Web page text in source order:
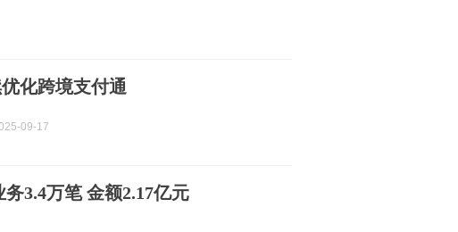
化跨境支付通
09-17
3.4万笔 金额2.17亿元